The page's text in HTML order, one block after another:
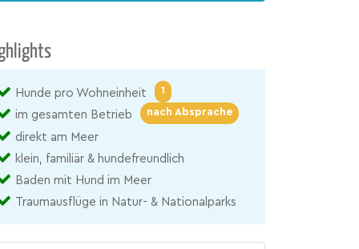
Hunde pro Wohneinheit 1
im gesamten Betrieb nach Absprache
direkt am Meer
klein, familiär & hundefreundlich
Baden mit Hund im Meer
Traumausflüge in Natur- & Nationalparks